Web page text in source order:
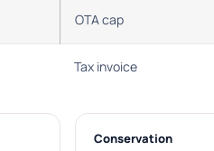
OTA cap
Tax invoice
Conservation